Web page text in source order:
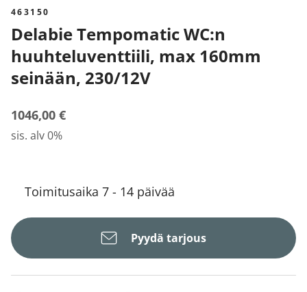
463150
Delabie Tempomatic WC:n
huuhteluventtiili, max 160mm
seinään, 230/12V
1046,00 €
sis. alv 0%
Toimitusaika 7 - 14 päivää
Pyydä tarjous